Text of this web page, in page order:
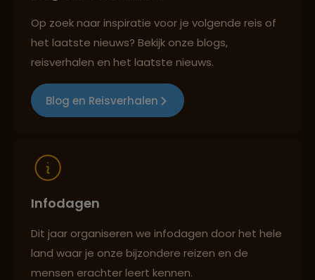
Reizen met oog voor mens, cultuur en milieu
Op zoek naar inspiratie voor je volgende reis of
het laatste nieuws? Bekijk onze blogs,
reisverhalen en het laatste nieuws.
Blog en Reisverhalen
Infodagen
Dit jaar organiseren we infodagen door het hele
land waar je onze bijzondere reizen en de
mensen erachter leert kennen.